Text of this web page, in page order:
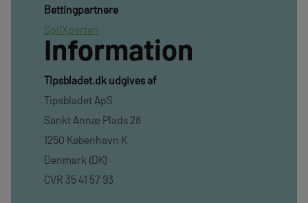
Bettingpartnere
SpilXperten
Information
TIpsbladet.dk udgives af
Tipsbladet ApS
Sankt Annæ Plads 28
1250 København K
Denmark (DK)
CVR 35 41 57 93